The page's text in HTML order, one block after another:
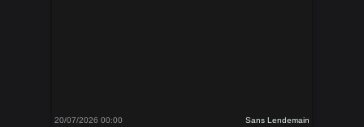
20/07/2026 00:00 Sans Lendemain